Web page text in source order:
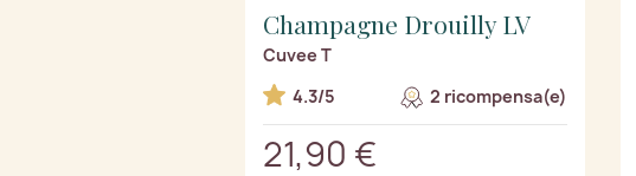
Champagne Drouilly LV
Cuvee T
4.3/5
2 ricompensa(e)
21,90 €